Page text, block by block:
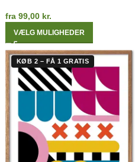
fra 99,00 kr.
VÆLG MULIGHEDER
KØB 2 – FÅ 1 GRATIS